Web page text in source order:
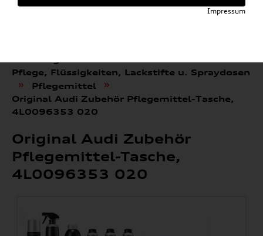
Pflege, Flüssigkeiten, Lackstifte u. Spraydosen
» Pflegemittel »
Original Audi Zubehör Pflegemittel-Tasche,
4L0096353 020
Original Audi Zubehör
Pflegemittel-Tasche,
4L0096353 020
Impressum